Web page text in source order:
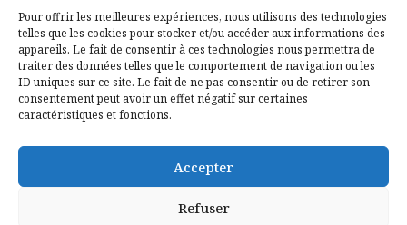
Pour offrir les meilleures expériences, nous utilisons des technologies
telles que les cookies pour stocker et/ou accéder aux informations des
appareils. Le fait de consentir à ces technologies nous permettra de
traiter des données telles que le comportement de navigation ou les
ID uniques sur ce site. Le fait de ne pas consentir ou de retirer son
consentement peut avoir un effet négatif sur certaines
caractéristiques et fonctions.
Accepter
Refuser
Mentions légales
Politique de confidentialité